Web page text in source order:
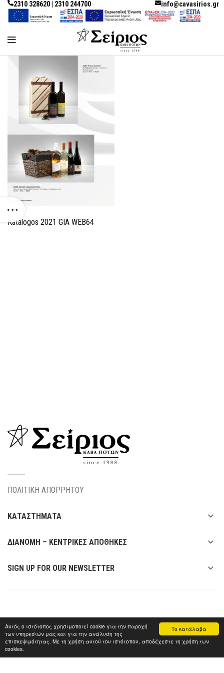
Το κατάλαβα
Αυτός ο ιστότοπος χρησιμοποιεί cookie για την παροχή
των υπηρεσιών μας και για την ανάλυση της
επισκεψιμότητας. Με τη χρήση αυτού του ιστότοπου, αποδέχεστε τη χρήση των
cookies.
2310 328620 | 2310 244700 info@cavasirios.gr
Katalogos 2021 GIA WEB64
ΠΟΛΙΤΙΚΗ ΑΠΟΡΡΗΤΟΥ
ΚΑΤΑΣΤΗΜΑΤΑ
ΔΙΑΝΟΜΗ – ΚΕΝΤΡΙΚΕΣ ΑΠΟΘΗΚΕΣ
SIGN UP FOR OUR NEWSLETTER